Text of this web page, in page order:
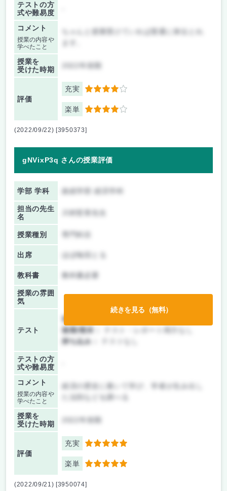
テストの方
式や難易度
コメント
授業の内容や
学べたこと
授業を
受けた時期
評価
充実 4
楽単 4
(2022/09/22) [3950373]
gNVixP3q さんの授業評価
学部 学科 政経学部 経済学科
担当の先生
名
授業種別
出席 ほぼ毎回とる
教科書 教科書必要
授業の雰囲
気
テスト
前期/中間：
後期/期末：
持ち込み：
テストの方
式や難易度
コメント
授業の内容や
学べたこと
授業を
受けた時期
評価
充実 5
楽単 5
続きを見る（無料）
(2022/09/21) [3950074]